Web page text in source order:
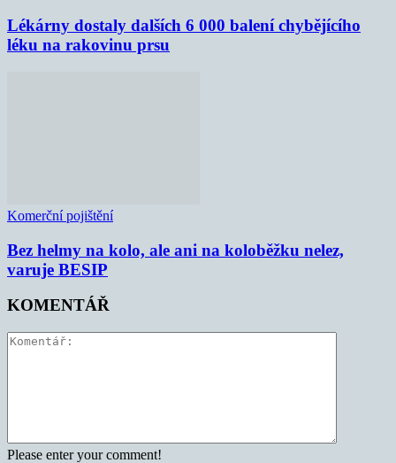
Lékárny dostaly dalších 6 000 balení chybějícího
léku na rakovinu prsu
Komerční pojištění
Bez helmy na kolo, ale ani na koloběžku nelez,
varuje BESIP
KOMENTÁŘ
Please enter your comment!